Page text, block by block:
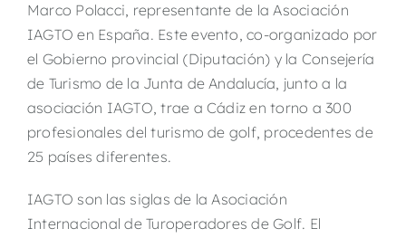
Marco Polacci, representante de la Asociación
IAGTO en España. Este evento, co-organizado por
el Gobierno provincial (Diputación) y la Consejería
de Turismo de la Junta de Andalucía, junto a la
asociación IAGTO, trae a Cádiz en torno a 300
profesionales del turismo de golf, procedentes de
25 países diferentes.
IAGTO son las siglas de la Asociación
Internacional de Turoperadores de Golf. El